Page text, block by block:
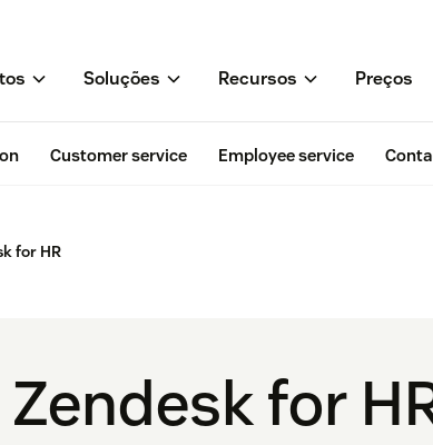
Soluções Recursos Preços
Customer service Employee service
for HR
for